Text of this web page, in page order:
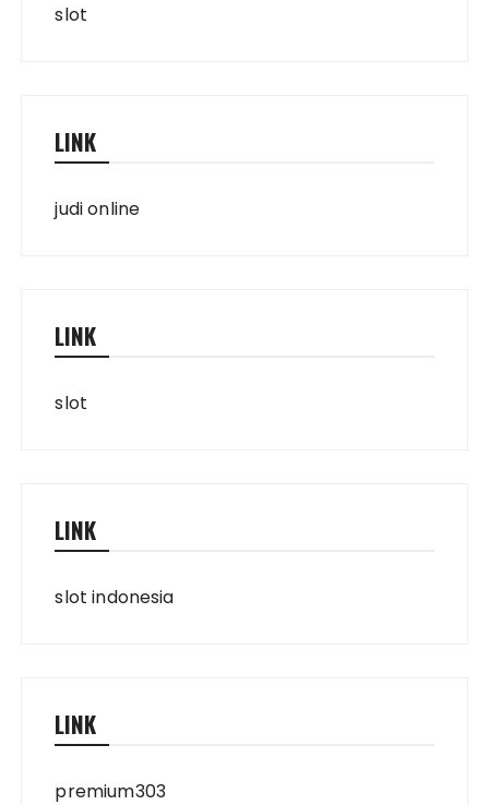
slot
LINK
judi online
LINK
slot
LINK
slot indonesia
LINK
premium303